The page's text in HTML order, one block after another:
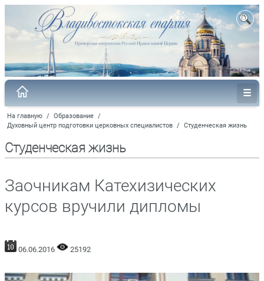
На главную / Образование /
Духовный центр подготовки церковных специалистов / Студенческая жизнь
Студенческая жизнь
Заочникам Катехизических
курсов вручили дипломы
06.06.2016 25192